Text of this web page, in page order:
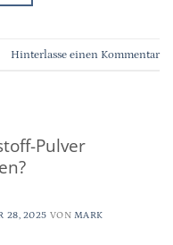
Hinterlasse einen Kommentar
Pulver
28, 2025 VON MARK